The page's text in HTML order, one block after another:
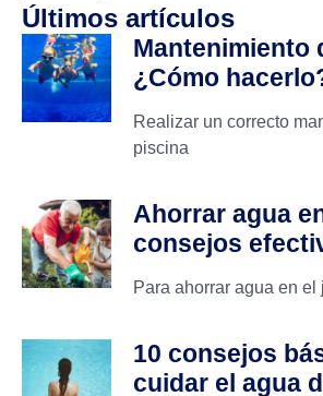
Últimos artículos
Mantenimiento
¿Cómo
Realizar un correcto
piscina
Ahorrar agua
consejos
Para ahorrar agua en el
10 consejos
cuidar el agua